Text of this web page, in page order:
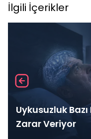
İlgili İçerikler
Uykusuzluk
Zarar Veriyor